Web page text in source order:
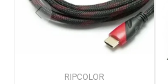
RIPCOLOR